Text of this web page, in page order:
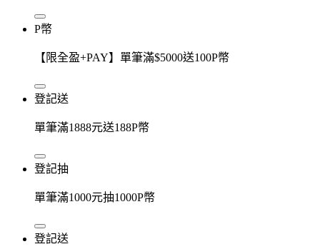
P幣
【限全盈+PAY】單筆滿$5000送100P幣
登記送
單筆滿1888元送188P幣
登記抽
單筆滿1000元抽1000P幣
登記送